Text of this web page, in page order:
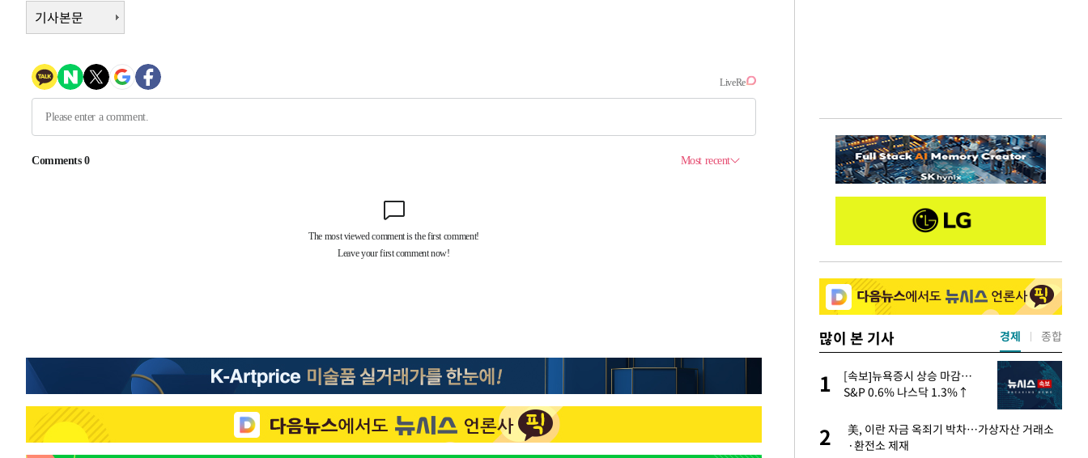
-21320초 전 >
-20696초 전 >여수 오동도 해상서 모터보트 전복…1명 사망·1명 실종
주 날씨]
-13941초 전 >축구협회 "압수수색·성접대 논란 사과…쇄신의 기회로 삼겠다"
-12458초 전 >[속보]'압수수색·성접대 논란' 축구협회 "실망과 걱정 안겨드려 죄
-1079초 전 >'최고 37도' 폭염 지속…강원동해안 최대 150㎜ 비
기사본문
많이 본 기사
표창원, 남규리에 15년 만에
사과…"제가 틀렸습니다"
2
라', 일주일 써보니
1
[속보]뉴욕증시 상승 마감…
S&P 0.6% 나스닥 1.3%↑
2
美, 이란 자금 옥죄기 박차…가상자산 거래소
·환전소 제재
경제 종합